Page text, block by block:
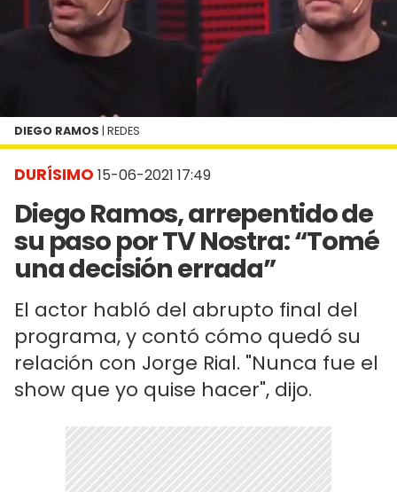
DURÍSIMO 15-06-2021 17:49
Diego Ramos, arrepentido de
su paso por TV Nostra: “Tomé
una decisión errada”
El actor habló del abrupto final del
programa, y contó cómo quedó su
relación con Jorge Rial. "Nunca fue el
show que yo quise hacer", dijo.
DIEGO RAMOS | REDES